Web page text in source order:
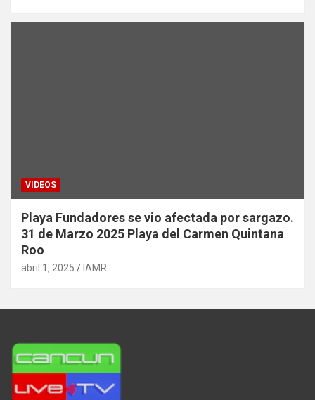
VIDEOS
Playa Fundadores se vio afectada por sargazo.
31 de Marzo 2025 Playa del Carmen Quintana
Roo
abril 1, 2025 IAMR